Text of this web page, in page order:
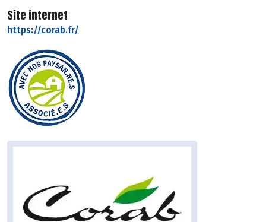
Site internet
https://corab.fr/